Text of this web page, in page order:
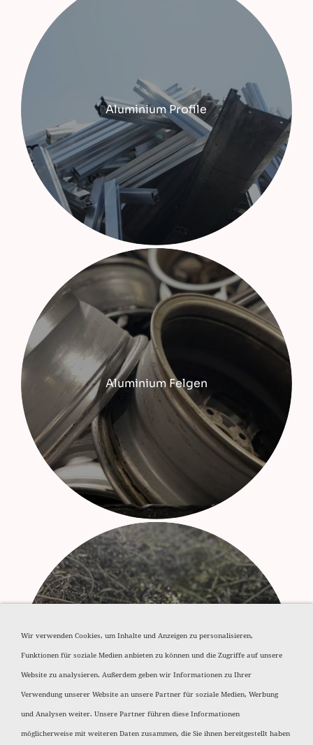
Aluminium Profile
Aluminium Felgen
Aluminium Späne
Wir verwenden Cookies, um Inhalte und Anzeigen zu personalisieren,
Funktionen für soziale Medien anbieten zu können und die Zugriffe auf unsere
Website zu analysieren. Außerdem geben wir Informationen zu Ihrer
Verwendung unserer Website an unsere Partner für soziale Medien, Werbung
und Analysen weiter. Unsere Partner führen diese Informationen
möglicherweise mit weiteren Daten zusammen, die Sie ihnen bereitgestellt haben